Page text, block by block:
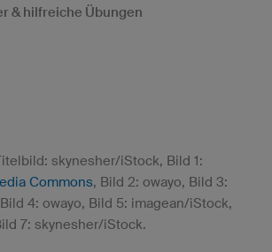
& hilfreiche Übungen
skynesher/iStock, Bild 1:
Commons, Bild 2: owayo, Bild 3:
4: owayo, Bild 5: imagean/iStock,
7: skynesher/iStock.